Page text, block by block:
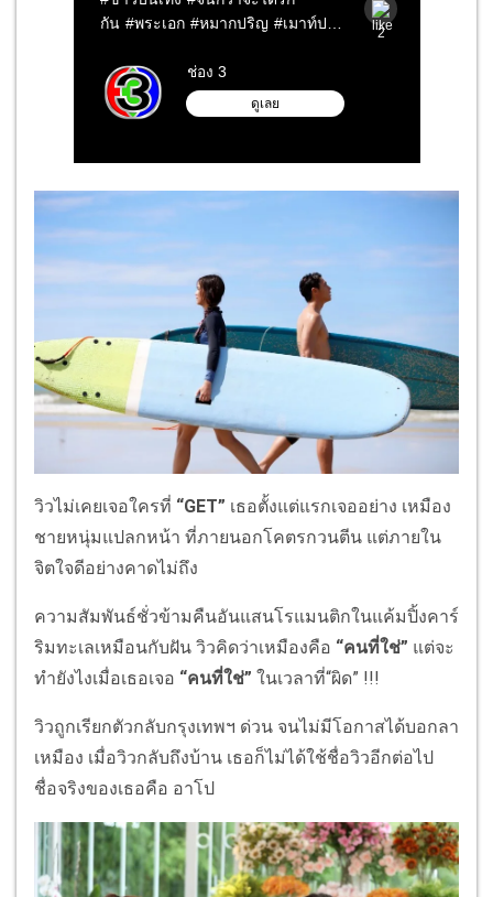
วิวไม่เคยเจอใครที่ “GET” เธอตั้งแต่แรกเจออย่าง เหมือง
ชายหนุ่มแปลกหน้า ที่ภายนอกโคตรกวนตีน แต่ภายใน
จิตใจดีอย่างคาดไม่ถึง
ความสัมพันธ์ชั่วข้ามคืนอันแสนโรแมนติกในแค้มปิ้งคาร์
ริมทะเลเหมือนกับฝัน วิวคิดว่าเหมืองคือ “คนที่ใช่” แต่จะ
ทำยังไงเมื่อเธอเจอ “คนที่ใช่” ในเวลาที่“ผิด” !!!
วิวถูกเรียกตัวกลับกรุงเทพฯ ด่วน จนไม่มีโอกาสได้บอกลา
เหมือง เมื่อวิวกลับถึงบ้าน เธอก็ไม่ได้ใช้ชื่อวิวอีกต่อไป
ชื่อจริงของเธอคือ อาโป